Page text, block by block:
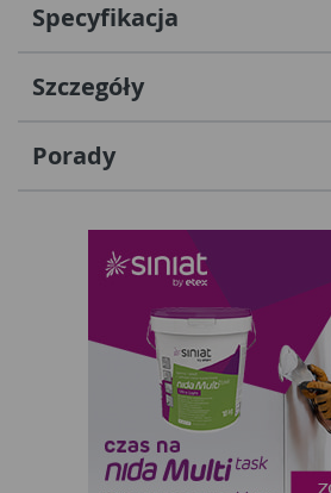
Specyfikacja
Szczegóły
Porady